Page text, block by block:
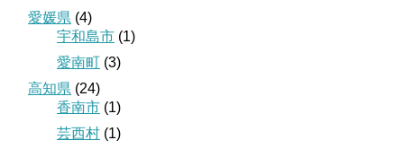
愛媛県 (4)
宇和島市 (1)
愛南町 (3)
高知県 (24)
香南市 (1)
芸西村 (1)